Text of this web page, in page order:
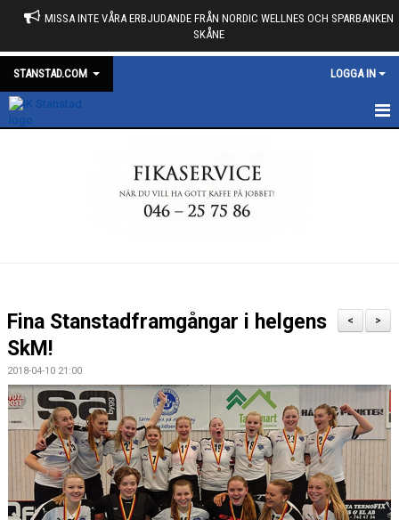
MISSA INTE VÅRA ERBJUDANDE FRÅN NORDIC WELLNES OCH SPARBANKEN
SKÅNE
STANSTAD.COM LOGGA IN
OM KLUBBEN
KONTAKT
>
<
Fina Stanstadframgångar i helgens
SkM!
2018-04-10 21:00